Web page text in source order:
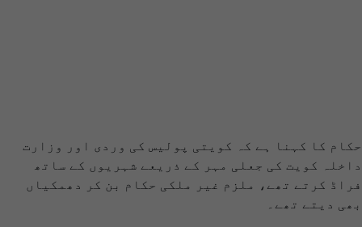
حکام کا کہنا ہے کہ کویتی پولیس کی وردی اور وزارت
داخلہ کویت کی جعلی مہر کے ذریعے شہریوں کے ساتھ
فراڈ کرتے تھے، ملزم غیر ملکی حکام بن کر دھمکیاں
بھی دیتے تھے۔